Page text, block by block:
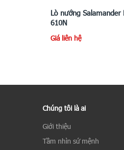
Lò nướng Salamander
610N
Giá liên hệ
Chúng tôi là ai
Giới thiệu
Tầm nhìn sứ mệnh